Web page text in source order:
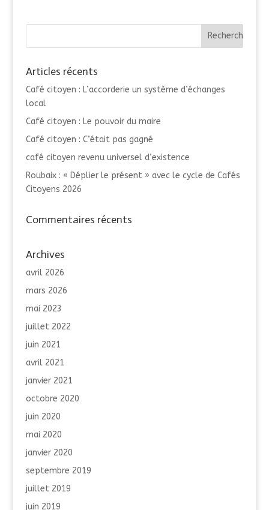
Articles récents
Café citoyen : L’accorderie un système d’échanges
local
Café citoyen : Le pouvoir du maire
Café citoyen : C’était pas gagné
café citoyen revenu universel d’existence
Roubaix : « Déplier le présent » avec le cycle de Cafés
Citoyens 2026
Commentaires récents
Archives
avril 2026
mars 2026
mai 2023
juillet 2022
juin 2021
avril 2021
janvier 2021
octobre 2020
juin 2020
mai 2020
janvier 2020
septembre 2019
juillet 2019
juin 2019